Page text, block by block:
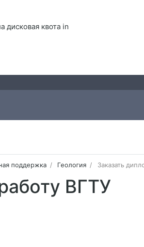
дисковая квота in
поддержка Геология Заказать
ВГТУ